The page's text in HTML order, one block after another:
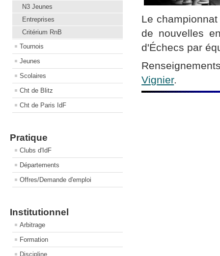
N3 Jeunes
Entreprises
Critérium RnB
Tournois
Jeunes
Scolaires
Cht de Blitz
Cht de Paris IdF
Pratique
Clubs d'IdF
Départements
Offres/Demande d'emploi
Institutionnel
Arbitrage
Formation
Discipline
Le
de nouvelles
d'Échecs par
Vignier.